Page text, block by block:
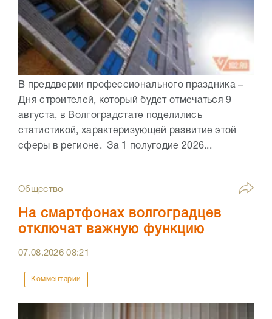
В преддверии профессионального праздника –
Дня строителей, который будет отмечаться 9
августа, в Волгоградстате поделились
статистикой, характеризующей развитие этой
сферы в регионе. За 1 полугодие 2026...
Общество
На смартфонах волгоградцев
отключат важную функцию
07.08.202608:21
Комментарии